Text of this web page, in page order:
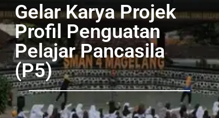
Gelar Karya Projek
Profil Penguatan
Pelajar Pancasila
(P5)